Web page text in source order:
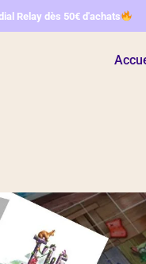
Relay dès 50€ d'achats